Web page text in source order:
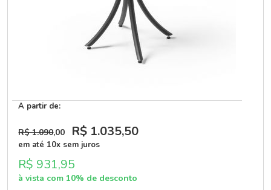
A partir de:
R$ 1.090,00 R$ 1.035,50
em até 10x sem juros
R$ 931,95
à vista com 10% de desconto